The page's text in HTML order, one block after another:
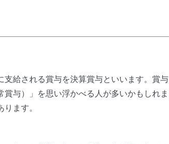
給される賞与を決算賞与といいます。賞与
与）」を思い浮かべる人が多いかもしれま
ます。